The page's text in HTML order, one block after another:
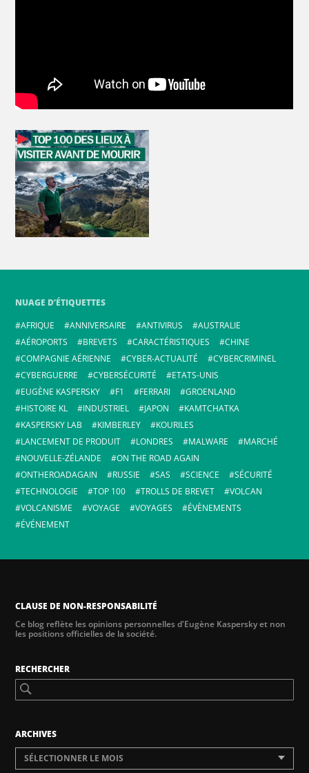
NUAGE D’ÉTIQUETTES
AFRIQUE
ANNIVERSAIRE ANTIVIRUS
AUSTRALIE
AÉROPORTS
BREVETS CARACTÉRISTIQUES
CHINE
COMPAGNIE AÉRIENNE
CYBER-ACTUALITÉ
CYBERCRIMINEL
CYBERGUERRE
CYBERSÉCURITÉ
ETATS-UNIS
EUGÈNE KASPERSKY
F1 FERRARI
GROENLAND
HISTOIRE KL
INDUSTRIEL JAPON
KAMTCHATKA
KASPERSKY LAB
KIMBERLEY
KOURILES
LANCEMENT DE PRODUIT
LONDRES MALWARE
MARCHÉ
NOUVELLE-ZÉLANDE
ON THE ROAD AGAIN
ONTHEROADAGAIN
RUSSIE SAS SCIENCE
SÉCURITÉ
TECHNOLOGIE
TOP 100 TROLLS DE BREVET
VOLCAN
VOLCANISME
VOYAGE VOYAGES
ÉVÈNEMENTS
ÉVÉNEMENT
CLAUSE DE NON-RESPONSABILITÉ
Ce blog reflète les opinions personnelles d'Eugène Kaspersky et non
les positions officielles de la société.
RECHERCHER
ARCHIVES
SÉLECTIONNER LE MOIS